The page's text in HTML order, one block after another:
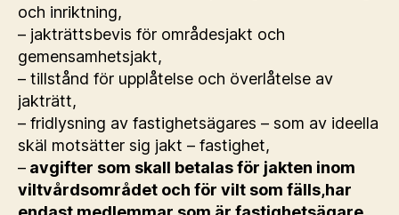
och inriktning,
– jakträttsbevis för områdesjakt och
gemensamhetsjakt,
– tillstånd för upplåtelse och överlåtelse av
jakträtt,
– fridlysning av fastighetsägares – som av ideella
skäl motsätter sig jakt – fastighet,
– avgifter som skall betalas för jakten inom
viltvårdsområdet och för vilt som fälls,har